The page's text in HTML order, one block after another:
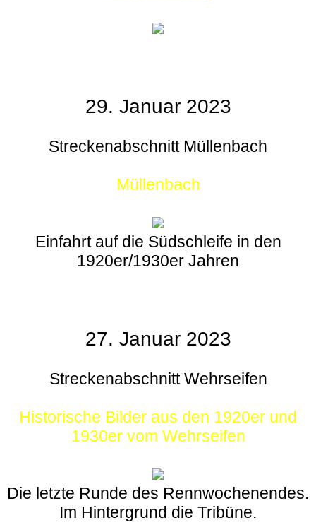
29. Januar 2023
Streckenabschnitt Müllenbach
Müllenbach
Einfahrt auf die Südschleife in den
1920er/1930er Jahren
27. Januar 2023
Streckenabschnitt Wehrseifen
Historische Bilder aus den 1920er und
1930er vom Wehrseifen
Die letzte Runde des Rennwochenendes.
Im Hintergrund die Tribüne.